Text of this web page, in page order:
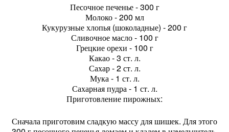
Песочное печенье - 300 г
Молоко - 200 мл
Кукурузные хлопья (шоколадные) - 200 г
Сливочное масло - 100 г
Грецкие орехи - 100 г
Какао - 3 ст. л.
Сахар - 2 ст. л.
Мука - 1 ст. л.
Сахарная пудра - 1 ст. л.
Приготовление пирожных:
Сначала приготовим сладкую массу для шишек. Для этого